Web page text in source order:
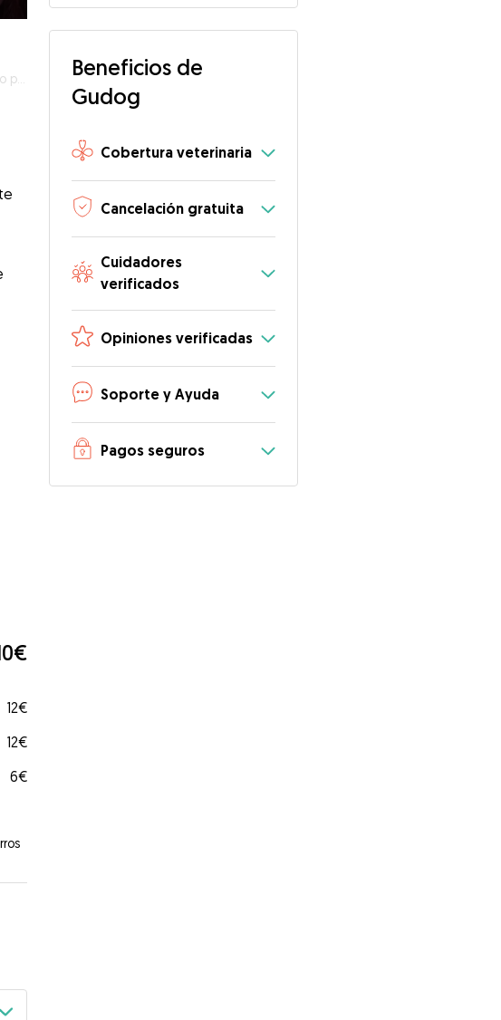
12€
12€
6€
Beneficios de
Gudog
Cobertura veterinaria
Cancelación gratuita
Cuidadores
verificados
Opiniones verificadas
Soporte y Ayuda
Pagos seguros